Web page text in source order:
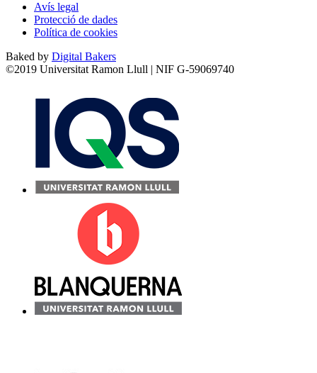
Avís legal
Protecció de dades
Política de cookies
Baked by Digital Bakers
©2019 Universitat Ramon Llull | NIF G-59069740